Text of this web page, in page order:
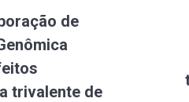
de
trivalente de
post: